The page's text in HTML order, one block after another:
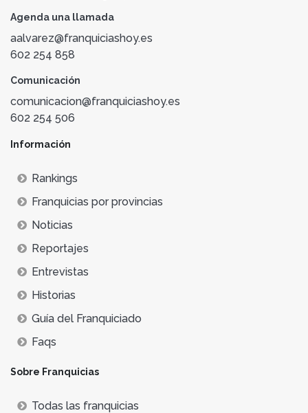
Agenda una llamada
aalvarez@franquiciashoy.es
602 254 858
Comunicación
comunicacion@franquiciashoy.es
602 254 506
Información
Rankings
Franquicias por provincias
Noticias
Reportajes
Entrevistas
Historias
Guía del Franquiciado
Faqs
Sobre Franquicias
Todas las franquicias